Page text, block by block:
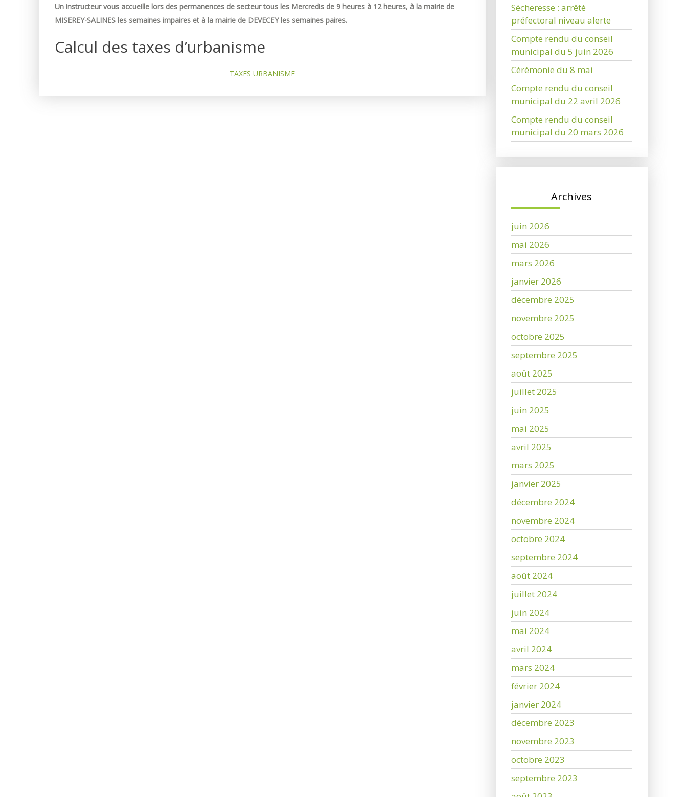
Un instructeur vous accueille lors des permanences de secteur tous les Mercredis de 9 heures à 12 heures, à la mairie de
MISEREY-SALINES les semaines impaires et à la mairie de DEVECEY les semaines paires.
Calcul des taxes d’urbanisme
TAXES URBANISME
Sécheresse : arrêté
préfectoral niveau alerte
Compte rendu du conseil
municipal du 5 juin 2026
Cérémonie du 8 mai
Compte rendu du conseil
municipal du 22 avril 2026
Compte rendu du conseil
municipal du 20 mars 2026
Archives
juin 2026
mai 2026
mars 2026
janvier 2026
décembre 2025
novembre 2025
octobre 2025
septembre 2025
août 2025
juillet 2025
juin 2025
mai 2025
avril 2025
mars 2025
janvier 2025
décembre 2024
novembre 2024
octobre 2024
septembre 2024
août 2024
juillet 2024
juin 2024
mai 2024
avril 2024
mars 2024
février 2024
janvier 2024
décembre 2023
novembre 2023
octobre 2023
septembre 2023